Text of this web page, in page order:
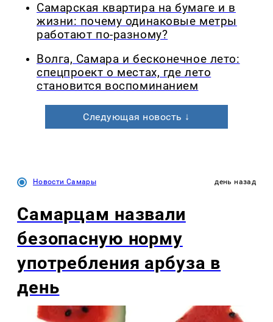
Самарская квартира на бумаге и в
жизни: почему одинаковые метры
работают по-разному?
Волга, Самара и бесконечное лето:
спецпроект о местах, где лето
становится воспоминанием
Следующая новость ↓
Новости Самары день назад
Самарцам назвали
безопасную норму
употребления арбуза в
день